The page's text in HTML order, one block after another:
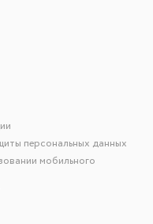
персональных данных
мобильного